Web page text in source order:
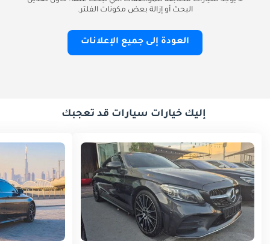
البحث أو إزالة بعض مكونات الفلتر.
العودة إلى جميع الإعلانات
إليك خيارات سيارات قد تعجبك